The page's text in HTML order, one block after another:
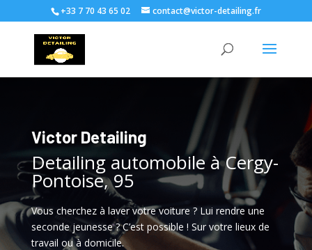
+33 7 70 43 65 02 contact@victor-detailing.fr
Victor Detailing
Detailing automobile à Cergy-
Pontoise, 95
Vous cherchez à laver votre voiture ? Lui rendre une
seconde jeunesse ? C’est possible ! Sur votre lieux de
travail ou à domicile.